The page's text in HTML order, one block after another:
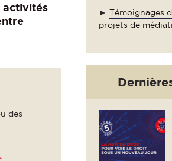
activités
des
► Témoignages
projets de